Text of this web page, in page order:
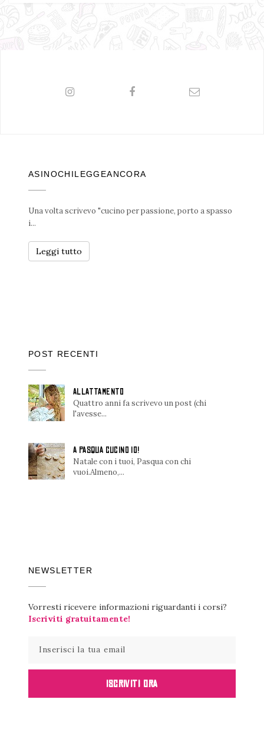
ASINOCHILEGGEANCORA
Una volta scrivevo "cucino per passione, porto a spasso
i...
Leggi tutto
POST RECENTI
ALLATTAMENTO
Quattro anni fa scrivevo un post (chi
l'avesse...
A PASQUA CUCINO IO!
Natale con i tuoi, Pasqua con chi
vuoi.Almeno,...
NEWSLETTER
Vorresti ricevere informazioni riguardanti i corsi?
Iscriviti gratuitamente!
ISCRIVITI ORA